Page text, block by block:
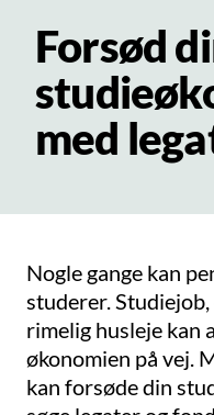
Forsød
med
Nogle gange kan
studerer.
rimelig husleje kan
økonomien på vej.
kan forsøde din